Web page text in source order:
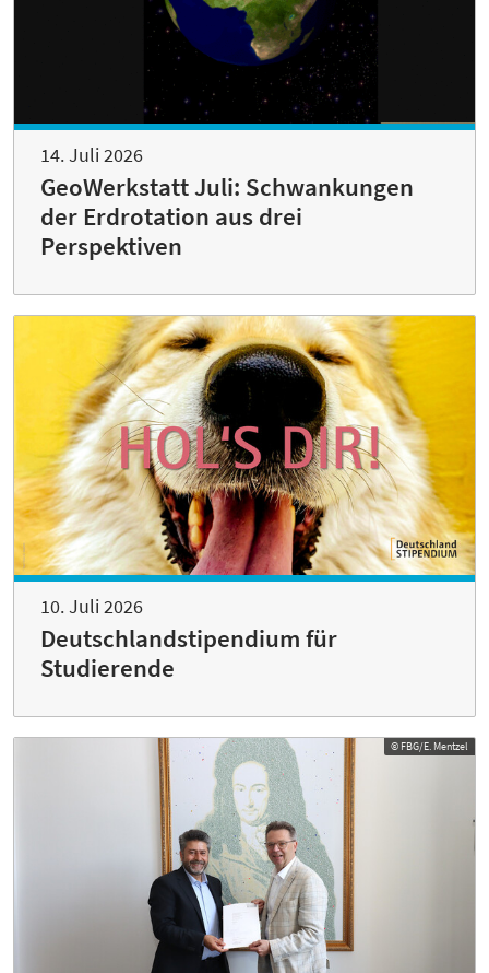
14. Juli 2026
GeoWerkstatt Juli: Schwankungen
der Erdrotation aus drei
Perspektiven
10. Juli 2026
Deutschlandstipendium für
Studierende
© FBG/E. Mentzel